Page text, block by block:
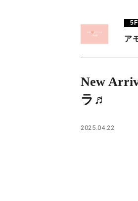
TAX FREE
5F
ア
New
ラ♬
2025.04.22